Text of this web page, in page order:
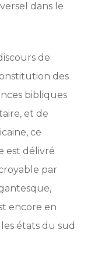
dans le
de
des
bibliques
et de
ce
est délivré
par
encore en
états du sud